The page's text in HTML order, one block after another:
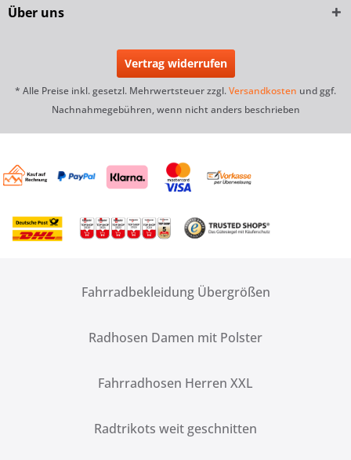
Über uns
Vertrag widerrufen
* Alle Preise inkl. gesetzl. Mehrwertsteuer zzgl.Versandkosten und ggf.
Nachnahmegebühren, wenn nicht anders beschrieben
Fahrradbekleidung Übergrößen
Radhosen Damen mit Polster
Fahrradhosen Herren XXL
Radtrikots weit geschnitten